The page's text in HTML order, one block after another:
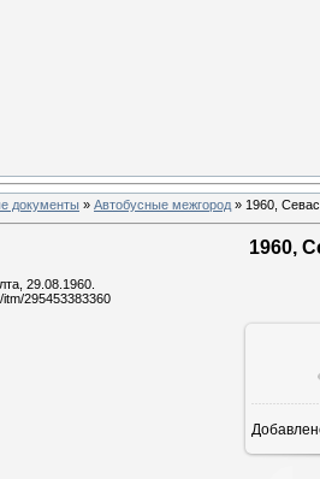
документы » Автобусные межгород » 1960,
1960,
29.08.1960.
295453383360